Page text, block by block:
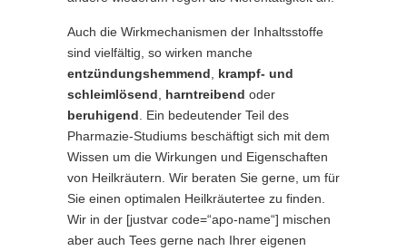
Auch die Wirkmechanismen der Inhaltsstoffe
sind vielfältig, so wirken manche
entzündungshemmend
krampf- und
schleimlösend
harntreibend oder
beruhigend . Ein bedeutender Teil des
Pharmazie-Studiums beschäftigt sich mit dem
Wissen um die Wirkungen und Eigenschaften
von Heilkräutern. Wir beraten Sie gerne, um für
Sie einen optimalen Heilkräutertee zu finden.
Wir in der [justvar code=“apo-name“] mischen
aber auch Tees gerne nach Ihrer eigenen